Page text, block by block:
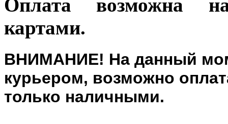
Оплата возможна
картами.
ВНИМАНИЕ! На данный
курьером, возможно
только наличными.